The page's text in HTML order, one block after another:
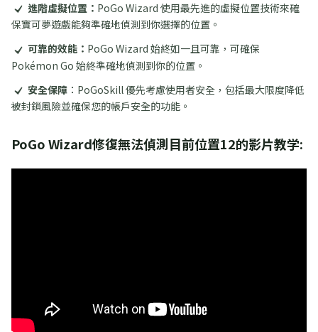
進階虛擬位置： PoGo Wizard 使用最先進的虛擬位置技術來確
保寶可夢遊戲能夠準確地偵測到你選擇的位置。
可靠的效能： PoGo Wizard 始終如一且可靠，可確保
Pokémon Go 始終準確地偵測到你的位置。
安全保障 ：PoGoSkill 優先考慮使用者安全，包括最大限度降低
被封鎖風險並確保您的帳戶安全的功能。
PoGo Wizard修復無法偵測目前位置12的影片教学: